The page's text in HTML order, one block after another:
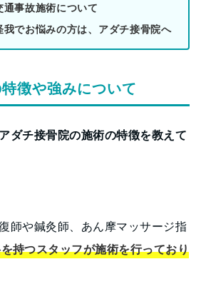
事故施術について
我でお悩みの方は、アダチ接骨院へ
徴や強みについて
ダチ接骨院の施術の特徴を教えて
師や鍼灸師、あん摩マッサージ指
持つスタッフが施術を行っており